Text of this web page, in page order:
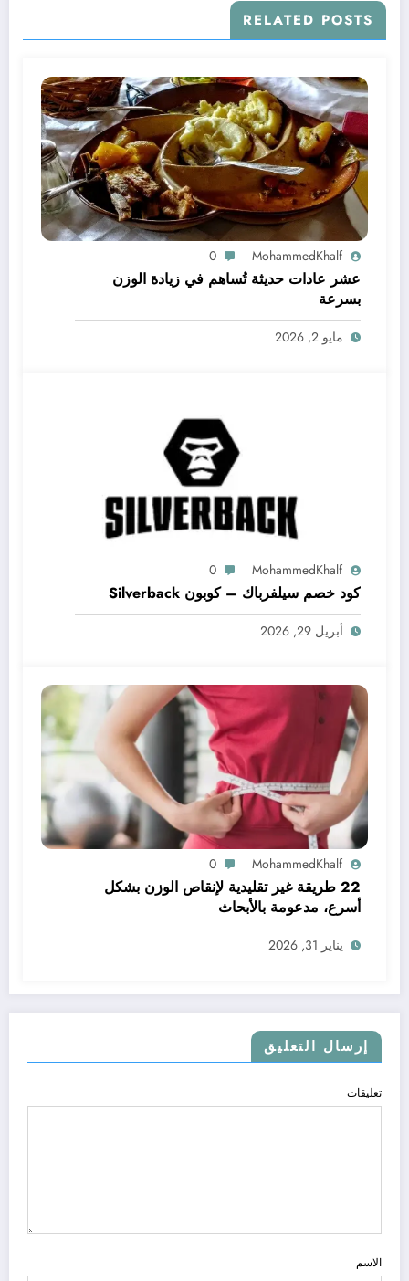
RELATED POSTS
MohammedKhalf
0
عشر عادات حديثة تُساهم في زيادة الوزن
بسرعة
مايو 2, 2026
MohammedKhalf
0
كود خصم سيلفرباك – كوبون Silverback
أبريل 29, 2026
MohammedKhalf
0
22 طريقة غير تقليدية لإنقاص الوزن بشكل
أسرع، مدعومة بالأبحاث
يناير 31, 2026
إرسال التعليق
تعليقات
الاسم